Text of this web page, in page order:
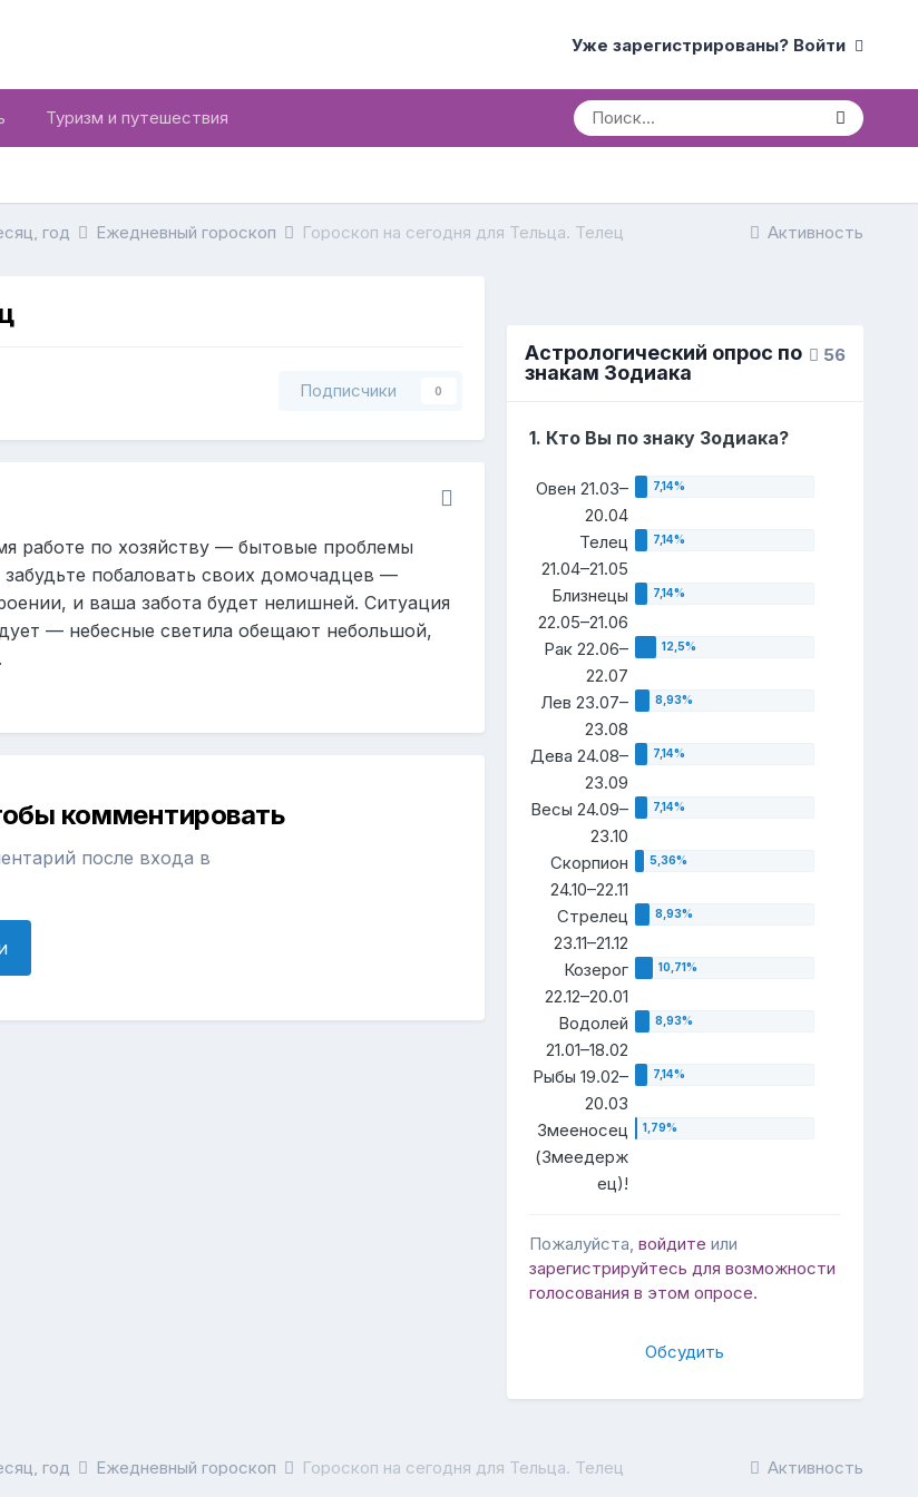
Уже зарегистрированы? Войти
Туризм и путешествия
Активность
год Ежедневный гороскоп Гороскоп на сегодня для Тельца. Телец
Подписчики 0
работе по хозяйству — бытовые проблемы
побаловать своих домочадцев —
и ваша забота будет нелишней. Ситуация
— небесные светила обещают небольшой,
комментировать
после входа в
56
Астрологический опрос по
знакам Зодиака
1. Кто Вы по знаку Зодиака?
Овен 21.03–
20.04
Телец
21.04–21.05
Близнецы
22.05–21.06
Рак 22.06–
22.07
Лев 23.07–
23.08
Дева 24.08–
23.09
Весы 24.09–
23.10
Скорпион
24.10–22.11
Стрелец
23.11–21.12
Козерог
22.12–20.01
Водолей
21.01–18.02
Рыбы 19.02–
20.03
Змееносец
(Змеедерж
ец)!
Пожалуйста, войдите или
зарегистрируйтесь для возможности
голосования в этом опросе.
Обсудить
Активность
год Ежедневный гороскоп Гороскоп на сегодня для Тельца. Телец